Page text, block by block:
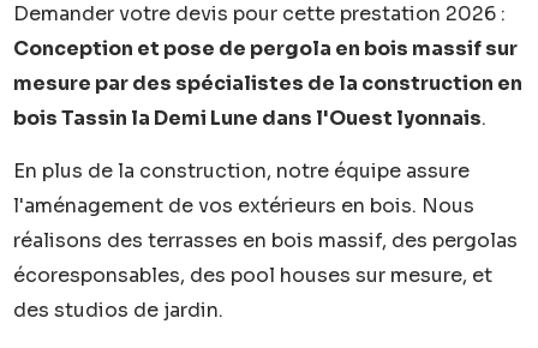
Demander votre devis pour cette prestation 2026 :
Conception et pose de pergola en bois massif sur
mesure par des spécialistes de la construction en
bois Tassin la Demi Lune dans l'Ouest lyonnais.
En plus de la construction, notre équipe assure
l'aménagement de vos extérieurs en bois. Nous
réalisons des terrasses en bois massif, des pergolas
écoresponsables, des pool houses sur mesure, et
des studios de jardin.